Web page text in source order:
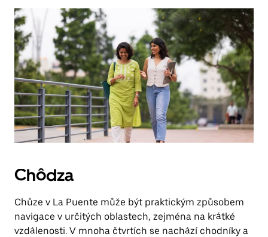
Esc.
Chôdza
Chůze v La Puente může být praktickým způsobem
navigace v určitých oblastech, zejména na krátké
vzdálenosti. V mnoha čtvrtích se nachází chodníky a